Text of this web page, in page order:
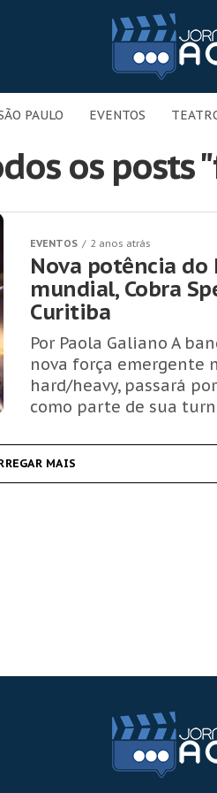
PAULO EVENTOS
os posts
EVENTOS 2 anos atrás
Nova potência
mundial, Cobra
Curitiba
Por Paola Galiano A
nova força emergente
hard/heavy, passará
como parte de sua
MAIS